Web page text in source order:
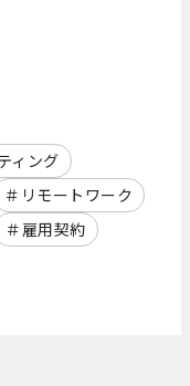
ィング
リモートワーク
雇用契約